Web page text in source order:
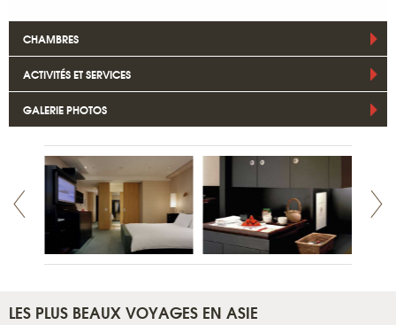
CHAMBRES
ACTIVITÉS ET SERVICES
GALERIE PHOTOS
LES PLUS BEAUX VOYAGES EN ASIE